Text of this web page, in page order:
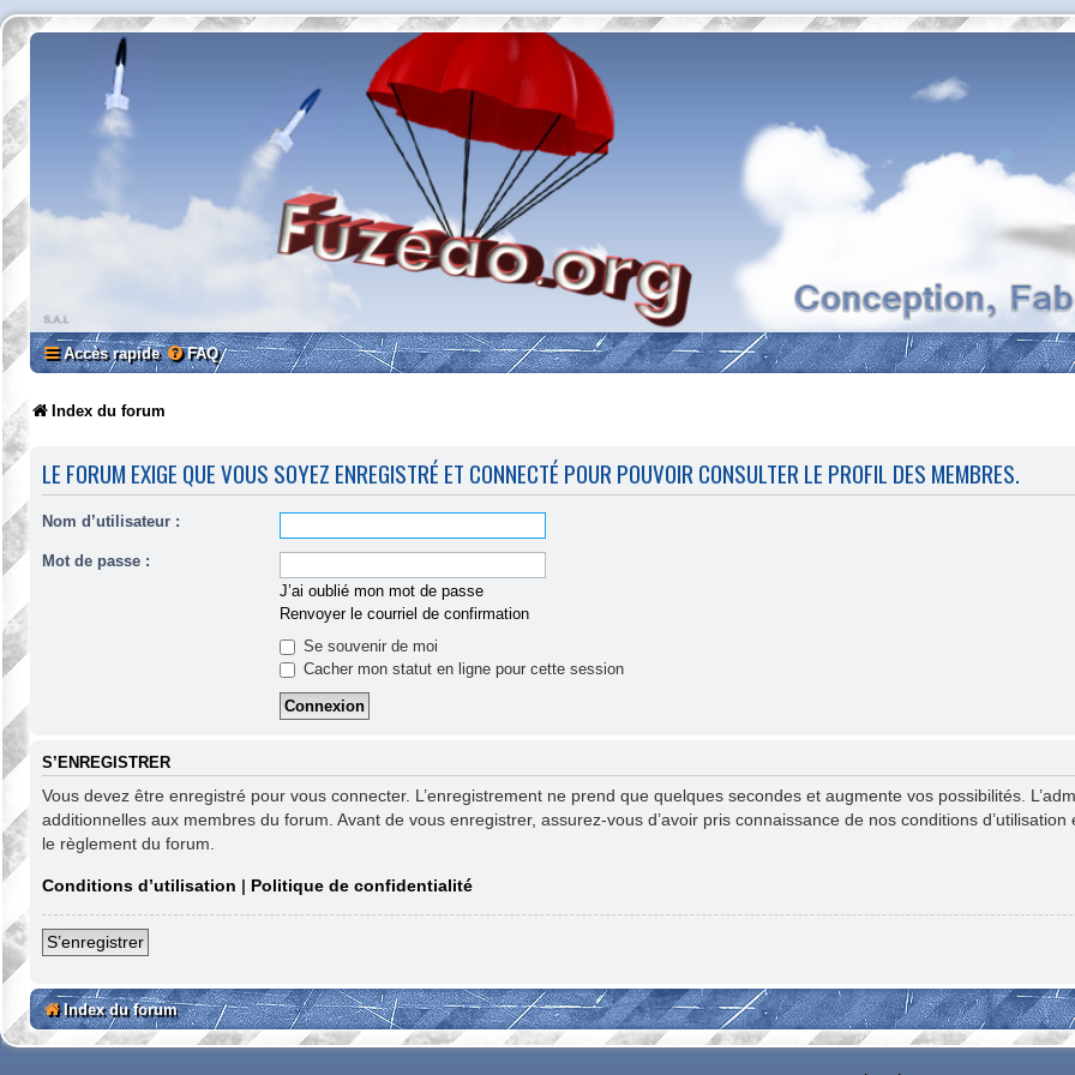
Accès rapide FAQ
Index du forum
LE FORUM EXIGE QUE VOUS SOYEZ ENREGISTRÉ ET CONNECTÉ POUR POUVOIR CONSULTER LE PROFIL DES MEMBRES.
Nom d’utilisateur :
Mot de passe :
J’ai oublié mon mot de passe
Renvoyer le courriel de confirmation
Se souvenir de moi
Cacher mon statut en ligne pour cette session
S’ENREGISTRER
Vous devez être enregistré pour vous connecter. L’enregistrement ne prend que quelques secondes et augmente vos possibilités.
additionnelles aux membres du forum. Avant de vous enregistrer, assurez-vous d’avoir pris connaissance de nos conditions
le règlement du forum.
Conditions d’utilisation | Politique de confidentialité
S’enregistrer
Index du forum